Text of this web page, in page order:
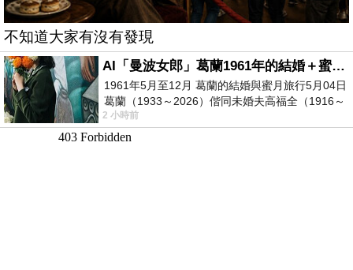
不知道大家有沒有發現
AI「曼波女郎」葛蘭1961年的結婚＋蜜月旅行 #戀上老電影 #葛蘭 #粟子
1961年5月至12月 葛蘭的結婚與蜜月旅行5月04日
葛蘭（1933～2026）偕同未婚夫高福全（1916～
2004）乘郵輪赴倫敦6月15日於英國倫敦St.S
2 小時前